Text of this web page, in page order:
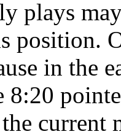
plays
position.
in the
8:20
the current